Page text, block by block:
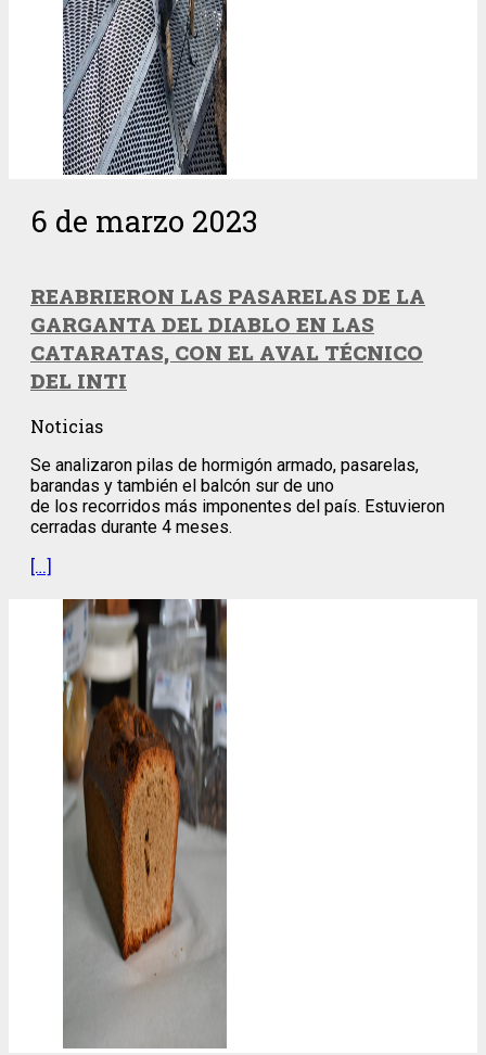
6 de marzo 2023
REABRIERON LAS PASARELAS DE LA
GARGANTA DEL DIABLO EN LAS
CATARATAS, CON EL AVAL TÉCNICO
DEL INTI
Noticias
Se analizaron pilas de hormigón armado, pasarelas,
barandas y también el balcón sur de uno
de los recorridos más imponentes del país. Estuvieron
cerradas durante 4 meses.
[…]